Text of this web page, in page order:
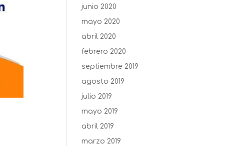
junio 2020
mayo 2020
abril 2020
febrero 2020
septiembre 2019
agosto 2019
julio 2019
mayo 2019
abril 2019
marzo 2019